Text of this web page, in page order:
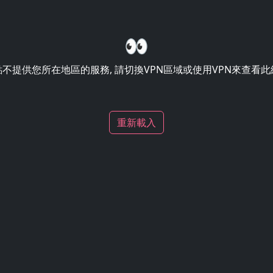
👀
提供您所在地區的服務, 請切換VPN區域或使用VPN來查看
重新載入